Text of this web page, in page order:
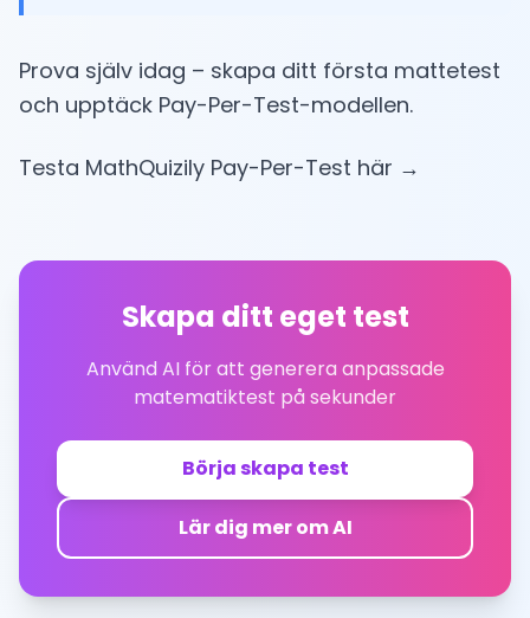
Prova själv idag – skapa ditt första mattetest
och upptäck Pay-Per-Test-modellen.
Testa MathQuizily Pay-Per-Test här →
Skapa ditt eget test
Använd AI för att generera anpassade
matematiktest på sekunder
Börja skapa test
Lär dig mer om AI